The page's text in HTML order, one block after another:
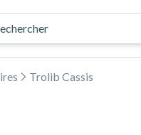
Trolib Cassis